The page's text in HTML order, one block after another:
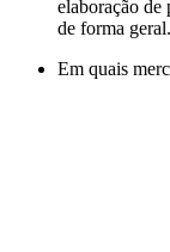
elaboração de
de forma geral.
Em quais